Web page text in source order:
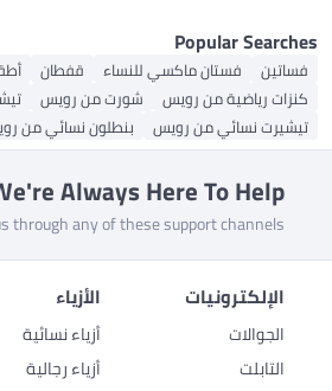
Popular Searches
فساتين فستان ماكسي للنساء قفطان
كنزات رياضية من رويس
شورت من رويس
تيشيرت نسائي من رويس
بنطلون نسائي من
Always Here To Help
through any of these support channels
الإلكترونيات
الجوالات
التابلت
الأزياء
أزياء نسائية
أزياء رجالية